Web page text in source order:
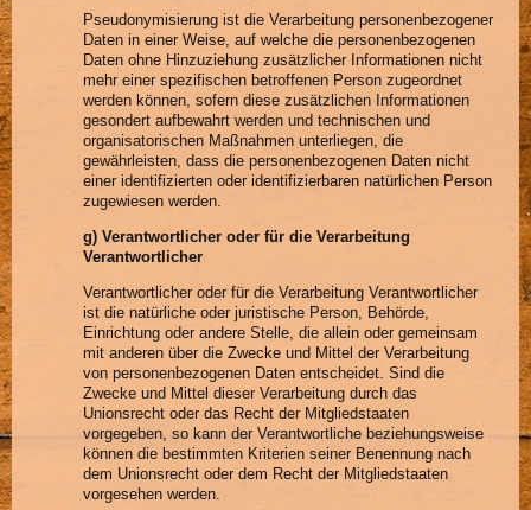
Pseudonymisierung ist die Verarbeitung personenbezogener
Daten in einer Weise, auf welche die personenbezogenen
Daten ohne Hinzuziehung zusätzlicher Informationen nicht
mehr einer spezifischen betroffenen Person zugeordnet
werden können, sofern diese zusätzlichen Informationen
gesondert aufbewahrt werden und technischen und
organisatorischen Maßnahmen unterliegen, die
gewährleisten, dass die personenbezogenen Daten nicht
einer identifizierten oder identifizierbaren natürlichen Person
zugewiesen werden.
g) Verantwortlicher oder für die Verarbeitung
Verantwortlicher
Verantwortlicher oder für die Verarbeitung Verantwortlicher
ist die natürliche oder juristische Person, Behörde,
Einrichtung oder andere Stelle, die allein oder gemeinsam
mit anderen über die Zwecke und Mittel der Verarbeitung
von personenbezogenen Daten entscheidet. Sind die
Zwecke und Mittel dieser Verarbeitung durch das
Unionsrecht oder das Recht der Mitgliedstaaten
vorgegeben, so kann der Verantwortliche beziehungsweise
können die bestimmten Kriterien seiner Benennung nach
dem Unionsrecht oder dem Recht der Mitgliedstaaten
vorgesehen werden.